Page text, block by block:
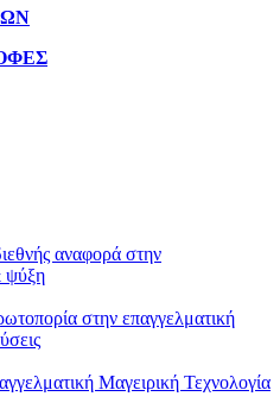
αναφορά στην
ψύξη
στην επαγγελματική
Μαγειρική Τεχνολογία